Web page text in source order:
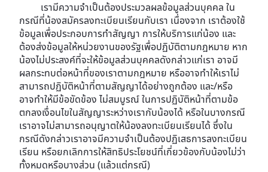
เรามีความจำเป็นต้องประมวลผลข้อมูลส่วนบุคคล ใน
กรณีที่น้องสมัครลงทะเบียนเรียนกับเรา เนื่องจาก เราต้องใช้
ข้อมูลเพื่อประกอบการทำสัญญา การให้บริการแก่น้อง และ
ต้องส่งข้อมูลให้หน่วยงานของรัฐเพื่อปฏิบัติตามกฎหมาย หาก
น้องไม่ประสงค์ที่จะให้ข้อมูลส่วนบุคคลดังกล่าวแก่เรา อาจมี
ผลกระทบต่อหน้าที่ของเราตามกฎหมาย หรืออาจทำให้เราไม่
สามารถปฏิบัติหน้าที่ตามสัญญาได้อย่างถูกต้อง และ/หรือ
อาจทำให้มีข้อขัดข้อง ไม่สมบูรณ์ ในการปฏิบัติหน้าที่ตามข้อ
ตกลงเงื่อนไขในสัญญาระหว่างเรากับน้องได้ หรือในบางกรณี
เราอาจไม่สามารถอนุญาตให้น้องลงทะเบียนเรียนได้ ซึ่งใน
กรณีดังกล่าวเราอาจมีความจำเป็นต้องปฏิเสธการลงทะเบียน
เรียน หรือยกเลิกการให้สิทธิประโยชน์ที่เกี่ยวข้องกับน้องไม่ว่า
ทั้งหมดหรือบางส่วน (แล้วแต่กรณี)